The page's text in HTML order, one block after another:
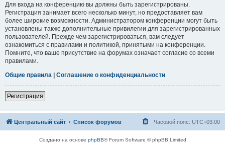
Для входа на конференцию вы должны быть зарегистрированы.
Регистрация занимает всего несколько минут, но предоставляет вам
более широкие возможности. Администратором конференции могут быть
установлены также дополнительные привилегии для зарегистрированных
пользователей. Прежде чем зарегистрироваться, вам следует
ознакомиться с правилами и политикой, принятыми на конференции.
Помните, что ваше присутствие на форумах означает согласие со всеми
правилами.
Общие правила | Соглашение о конфиденциальности
Регистрация
Центральный сайт Список форумов Часовой пояс: UTC+03:00
Создано на основе phpBB® Forum Software © phpBB Limited